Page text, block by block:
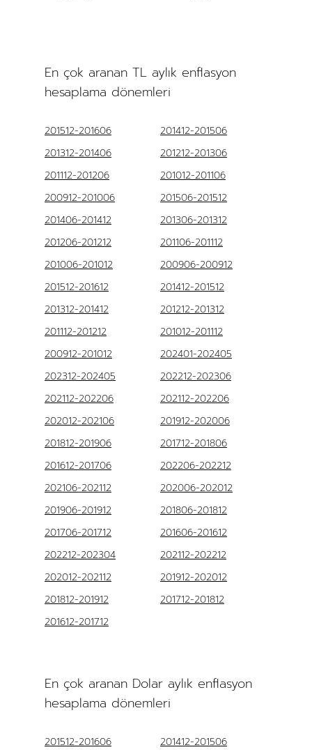
En çok aranan TL aylık enflasyon
hesaplama dönemleri
201512-201606
201412-201506
201312-201406
201212-201306
201112-201206
201012-201106
200912-201006
201506-201512
201406-201412
201306-201312
201206-201212
201106-201112
201006-201012
200906-200912
201512-201612
201412-201512
201312-201412
201212-201312
201112-201212
201012-201112
200912-201012
202401-202405
202312-202405
202212-202306
202112-202206
202112-202206
202012-202106
201912-202006
201812-201906
201712-201806
201612-201706
202206-202212
202106-202112
202006-202012
201906-201912
201806-201812
201706-201712
201606-201612
202212-202304
202112-202212
202012-202112
201912-202012
201812-201912
201712-201812
201612-201712
En çok aranan Dolar aylık enflasyon
hesaplama dönemleri
201512-201606
201412-201506